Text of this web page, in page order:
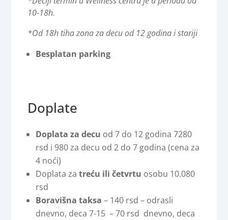
10-18h.
*Od 18h tiha zona za decu od 12 godina i stariji
Besplatan parking
Doplate
Doplata za decu od 7 do 12 godina 7280
rsd i 980 za decu od 2 do 7 godina (cena za
4 noći)
Doplata za treću ili četvrtu osobu 10.080
rsd
Boravišna taksa – 140 rsd – odrasli
dnevno, deca 7-15 – 70 rsd dnevno, deca